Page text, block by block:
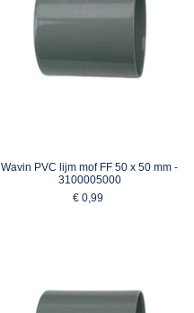
Wavin PVC lijm mof FF 50 x 50 mm -
3100005000
€ 0,99